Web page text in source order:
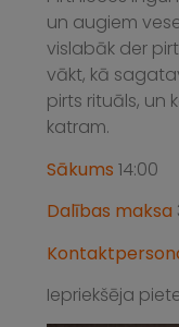
un augiem
vislabāk der
vākt, kā
pirts rituāls, un
katram.
Sākums 14:00
Dalības maksa
Iepriekšēja